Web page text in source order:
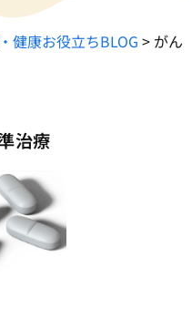
健康お役立ちBLOG > がん
治療